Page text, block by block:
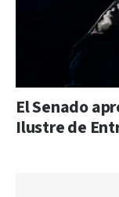
El Senado
Ilustre de